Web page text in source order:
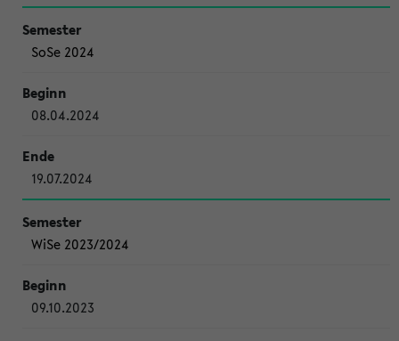
SoSe 2024
08.04.2024
19.07.2024
WiSe 2023/2024
09.10.2023